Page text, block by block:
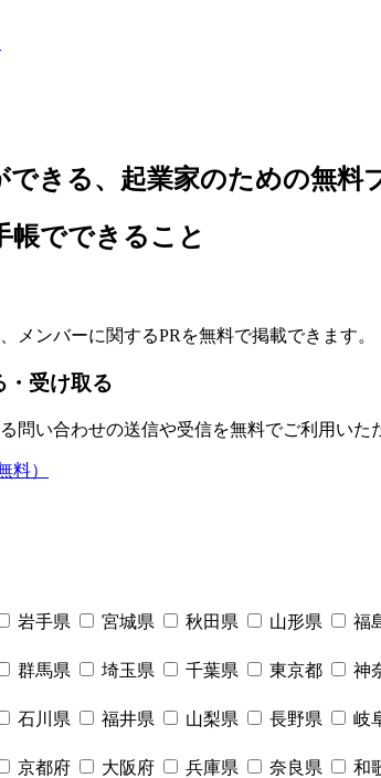
できる、起業家のための無料
帳でできること
メンバーに関するPRを無料で掲載できます。
・受け取る
問い合わせの送信や受信を無料でご利用いた
料）
岩手県 宮城県 秋田県 山形県
福
群馬県 埼玉県 千葉県 東京都
神
石川県 福井県 山梨県 長野県 岐
京都府 大阪府 兵庫県 奈良県
和